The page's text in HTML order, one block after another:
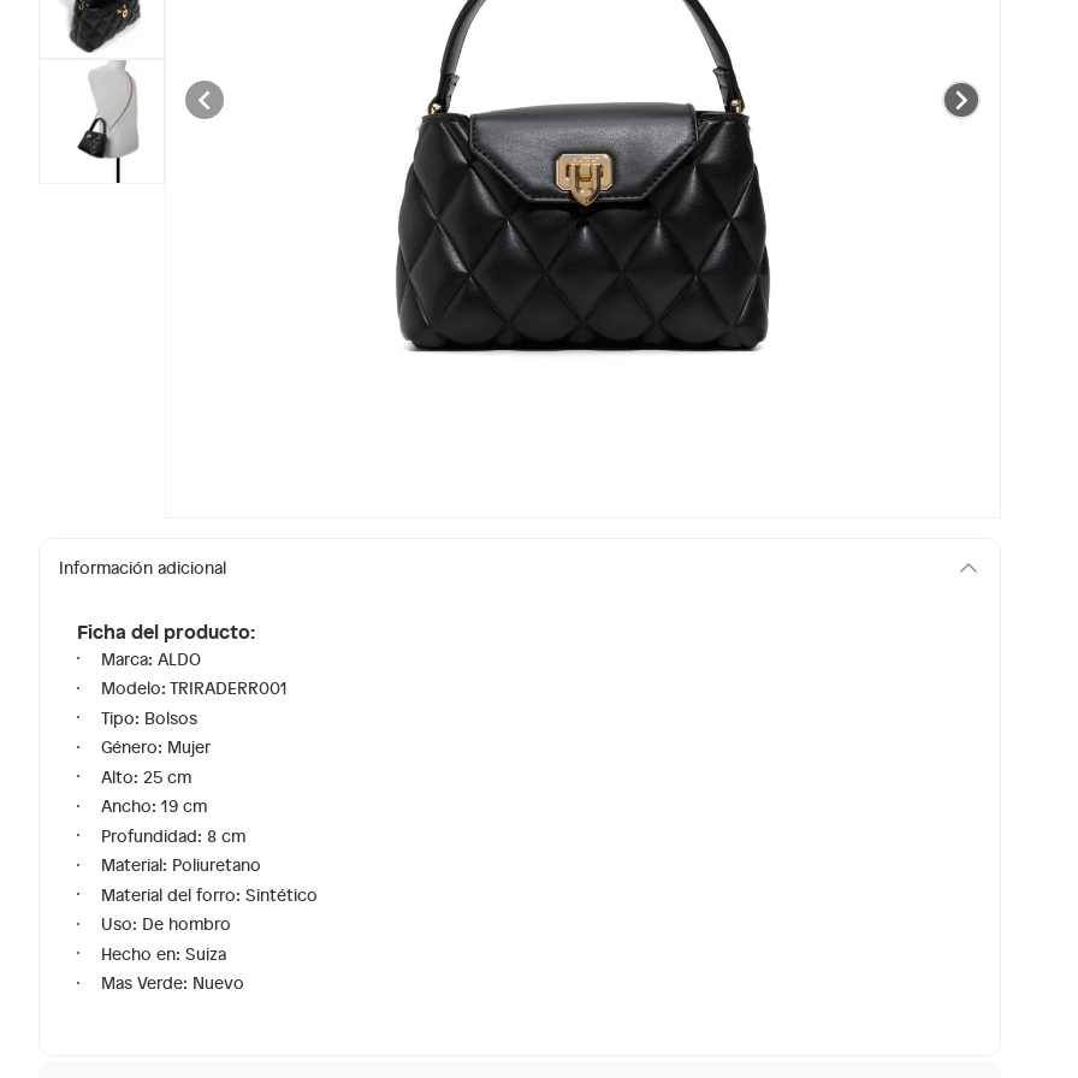
Información adicional
Ficha del producto:
Marca: ALDO
Modelo: TRIRADERR001
Tipo: Bolsos
Género: Mujer
Alto: 25 cm
Ancho: 19 cm
Profundidad: 8 cm
Material: Poliuretano
Material del forro: Sintético
Uso: De hombro
Hecho en: Suiza
Mas Verde: Nuevo